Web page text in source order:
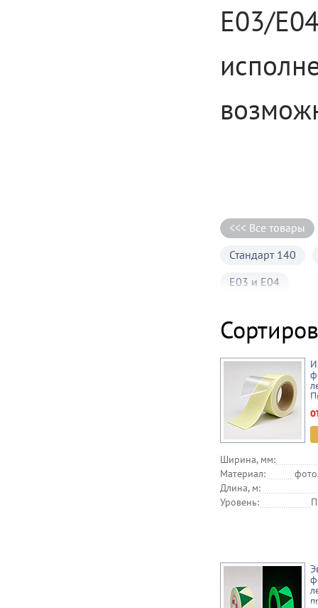
E03/
<<< Все товары
Стандарт 140
E03 и E04
Ширина, мм:
Материал:
Длина, м:
Уровень: